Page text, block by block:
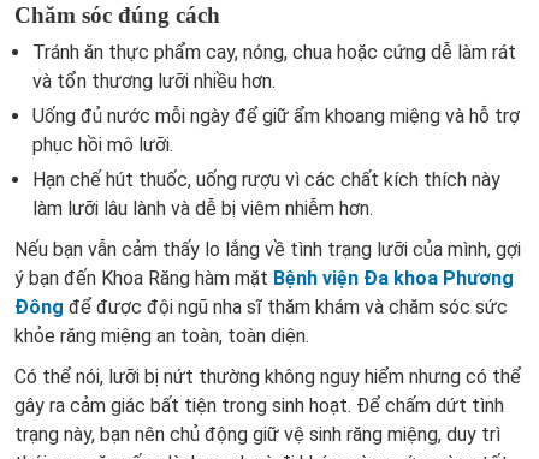
Chăm sóc đúng cách
Tránh ăn thực phẩm cay, nóng, chua hoặc cứng dễ làm rát
và tổn thương lưỡi nhiều hơn.
Uống đủ nước mỗi ngày để giữ ẩm khoang miệng và hỗ trợ
phục hồi mô lưỡi.
Hạn chế hút thuốc, uống rượu vì các chất kích thích này
làm lưỡi lâu lành và dễ bị viêm nhiễm hơn.
Nếu bạn vẫn cảm thấy lo lắng về tình trạng lưỡi của mình, gợi
ý bạn đến Khoa Răng hàm mặt Bệnh viện Đa khoa Phương
Đông để được đội ngũ nha sĩ thăm khám và chăm sóc sức
khỏe răng miệng an toàn, toàn diện.
Có thể nói, lưỡi bị nứt thường không nguy hiểm nhưng có thể
gây ra cảm giác bất tiện trong sinh hoạt. Để chấm dứt tình
trạng này, bạn nên chủ động giữ vệ sinh răng miệng, duy trì